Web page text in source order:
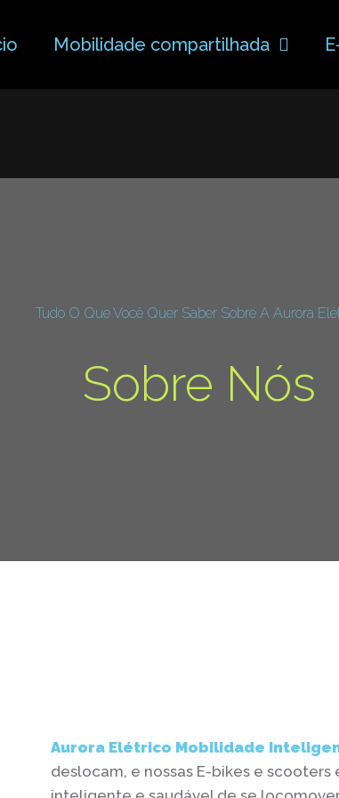
Mobilidade compartilhada
Tudo O Que Você Quer Saber Sobre A Aurora
Sobre Nós
Aurora Elétrico Mobilidade
deslocam, e nossas E-bikes e